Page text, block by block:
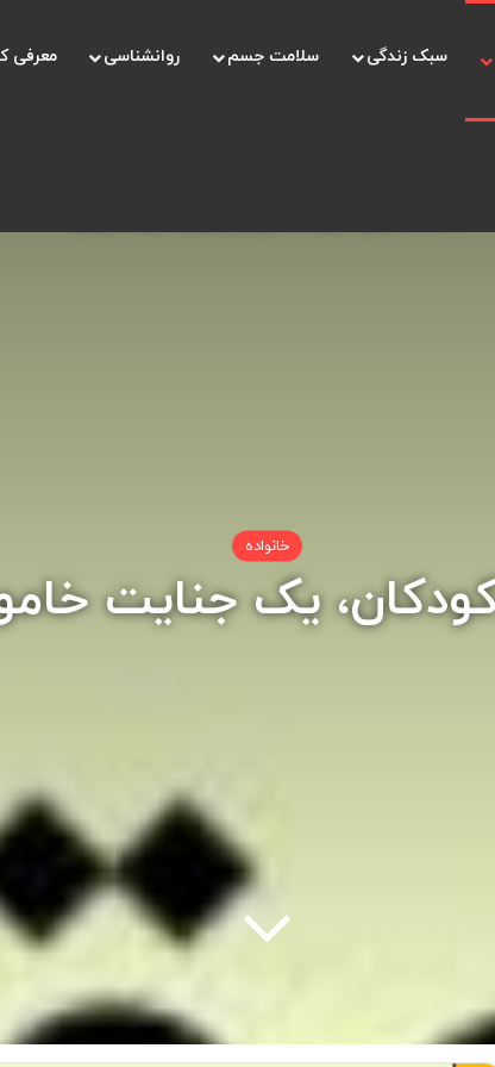
سبک زندگی سلامت جسم روانشناسی معرفی
خانواده
یک جنایت